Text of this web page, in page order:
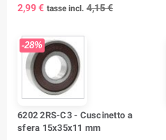
2,99 € tasse incl. 4,15 €
-28%
6202 2RS-C3 - Cuscinetto a
sfera 15x35x11 mm